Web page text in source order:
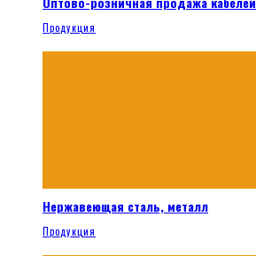
Продукция
Нержавеющая сталь, металл
Продукция